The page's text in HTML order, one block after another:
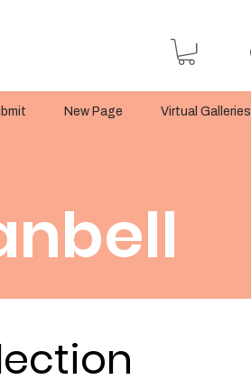
New Page Virtual Galleries